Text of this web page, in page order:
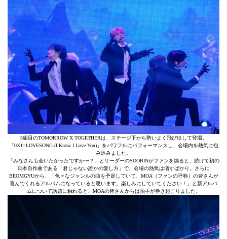
5組⽬のTOMORROW X TOGETHERは、ステージ下から勢いよく⾶び出して登場。
「0X1=LOVESONG (I Know I Love You)」をパワフルにパフォーマンスし、会場内を熱気に包
み込みました。
「みなさんも会いたかったですか〜？」とリーダーのSOOBINがファンを煽ると、続けて初の
⽇本⾃作曲である「君じゃない誰かの愛し⽅」で、会場の熱気は増すばかり。さらに
BEOMGYUから、「⾊々なジャンルの曲を予定していて、MOA（ファンの呼称）の皆さんが
喜んでくれるアルバムになっていると思います。楽しみにしていてください！」と新アルバ
ムについて話題に触れると、MOAの皆さんからは拍⼿が巻き起こりました。